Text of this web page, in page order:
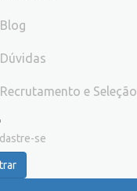
Blog
Dúvidas
Recrutamento e Seleção
se